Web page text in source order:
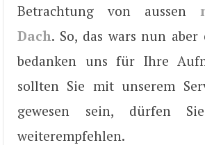
Betrachtung von aussen
Dach. So, das wars nun
bedanken uns für Ihre
sollten Sie mit unserem
gewesen sein, dürfen
weiterempfehlen.